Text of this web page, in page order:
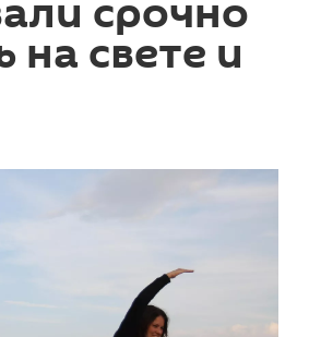
срочно
на свете и